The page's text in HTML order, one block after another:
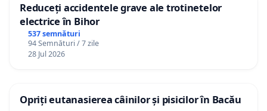
Reduceți accidentele grave ale trotinetelor
electrice în Bihor
537 semnături
94 Semnături / 7 zile
28 Jul 2026
Opriți eutanasierea câinilor și pisicilor în Bacău